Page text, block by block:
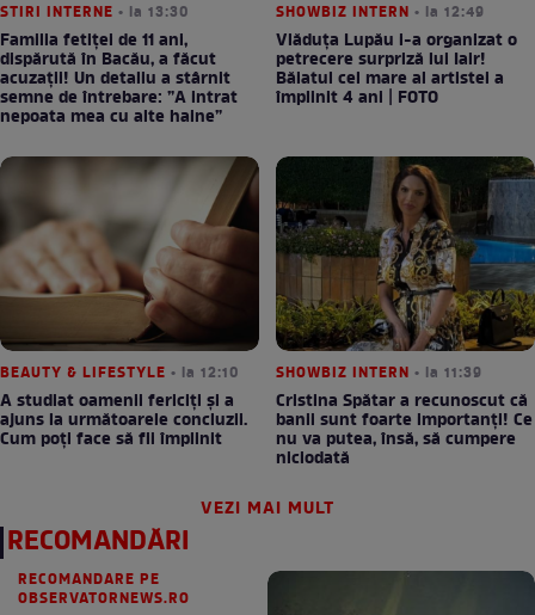
STIRI INTERNE • la 13:30
Familia fetiței de 11 ani,
dispărută în Bacău, a făcut
acuzații! Un detaliu a stârnit
semne de întrebare: ”A intrat
nepoata mea cu alte haine”
SHOWBIZ INTERN • la 12:49
Vlăduța Lupău i-a organizat o
petrecere surpriză lui Iair!
Băiatul cel mare al artistei a
împlinit 4 ani | FOTO
BEAUTY & LIFESTYLE • la 12:10
A studiat oamenii fericiți și a
ajuns la următoarele concluzii.
Cum poți face să fii împlinit
SHOWBIZ INTERN • la 11:39
Cristina Spătar a recunoscut că
banii sunt foarte importanți! Ce
nu va putea, însă, să cumpere
niciodată
VEZI MAI MULT
RECOMANDĂRI
RECOMANDARE PE
OBSERVATORNEWS.RO